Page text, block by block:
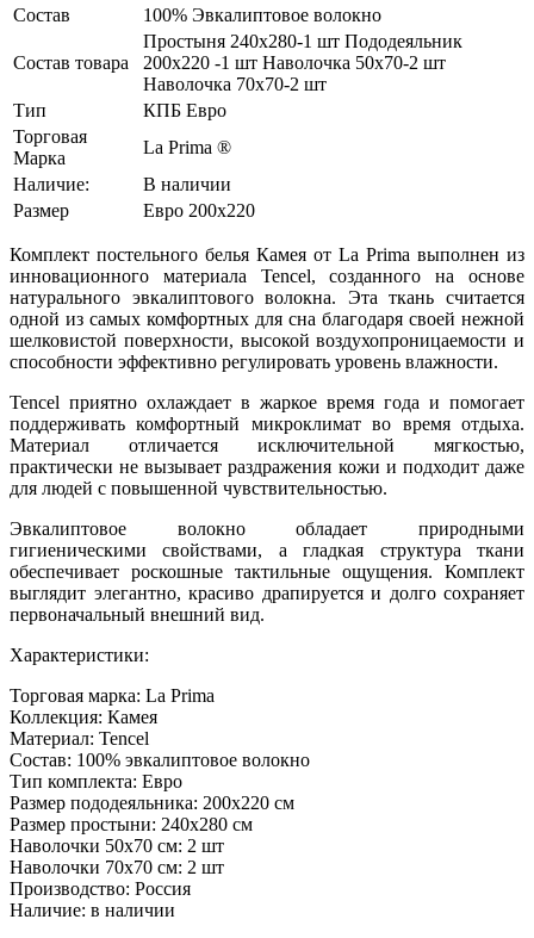
Состав
100% Эвкалиптовое волокно
Состав товара
Простыня 240х280-1 шт Пододеяльник
200х220 -1 шт Наволочка 50х70-2 шт
Наволочка 70х70-2 шт
Тип
КПБ Евро
Торговая
Марка
La Prima ®
Наличие:
В наличии
Размер
Евро 200х220
Комплект постельного белья Камея от La Prima выполнен из
инновационного материала Tencel, созданного на основе
натурального эвкалиптового волокна. Эта ткань считается
одной из самых комфортных для сна благодаря своей нежной
шелковистой поверхности, высокой воздухопроницаемости и
способности эффективно регулировать уровень влажности.
Tencel приятно охлаждает в жаркое время года и помогает
поддерживать комфортный микроклимат во время отдыха.
Материал отличается исключительной мягкостью,
практически не вызывает раздражения кожи и подходит даже
для людей с повышенной чувствительностью.
Эвкалиптовое волокно обладает природными
гигиеническими свойствами, а гладкая структура ткани
обеспечивает роскошные тактильные ощущения. Комплект
выглядит элегантно, красиво драпируется и долго сохраняет
первоначальный внешний вид.
Характеристики:
Торговая марка: La Prima
Коллекция: Камея
Материал: Tencel
Состав: 100% эвкалиптовое волокно
Тип комплекта: Евро
Размер пододеяльника: 200x220 см
Размер простыни: 240x280 см
Наволочки 50x70 см: 2 шт
Наволочки 70x70 см: 2 шт
Производство: Россия
Наличие: в наличии